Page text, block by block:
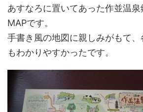
あすなろに置いてあった作並温泉
MAPです。
手書き風の地図に親しみがもて、
もわかりやすかったです。